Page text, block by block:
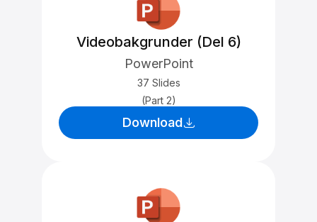
Videobakgrunder (Del 6)
PowerPoint
37 Slides
(Part 2)
Download